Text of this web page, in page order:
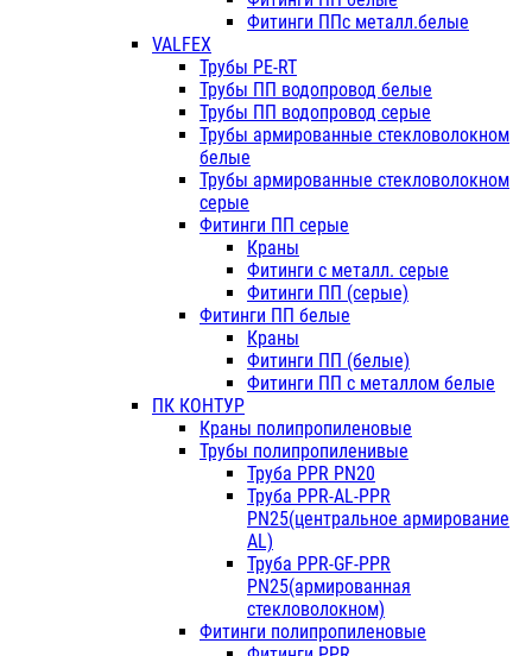
Фитинги ППс металл.белые
VALFEX
Трубы PE-RT
Трубы ПП водопровод белые
Трубы ПП водопровод серые
Трубы армированные стекловолокном
белые
Трубы армированные стекловолокном
серые
Фитинги ПП серые
Краны
Фитинги с металл. серые
Фитинги ПП (серые)
Фитинги ПП белые
Краны
Фитинги ПП (белые)
Фитинги ПП с металлом белые
ПК КОНТУР
Краны полипропиленовые
Трубы полипропиленивые
Труба PPR PN20
Труба PPR-AL-PPR
PN25(центральное армирование
AL)
Труба PPR-GF-PPR
PN25(армированная
стекловолокном)
Фитинги полипропиленовые